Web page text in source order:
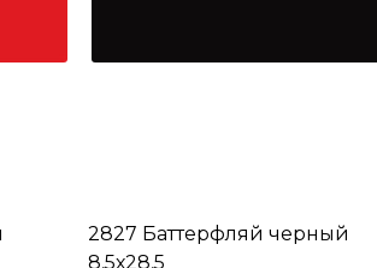
2827 Баттерфляй черный
8,5х28,5